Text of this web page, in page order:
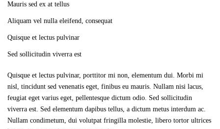
Mauris sed ex at tellus
Aliquam vel nulla eleifend, consequat
Quisque et lectus pulvinar
Sed sollicitudin viverra est
Quisque et lectus pulvinar, porttitor mi non, elementum dui. Morbi mi
nisl, tincidunt sed venenatis eget, finibus eu mauris. Nullam nisi lacus,
feugiat eget varius eget, pellentesque dictum odio. Sed sollicitudin
viverra est. Sed elementum dapibus tellus, a dictum metus interdum ac.
Nullam condimetum, dui volutpat fringilla molestie, libero tortor ultrices